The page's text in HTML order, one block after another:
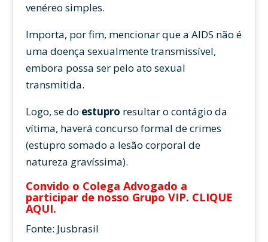
venéreo simples.
Importa, por fim, mencionar que a AIDS não é
uma doença sexualmente transmissível,
embora possa ser pelo ato sexual
transmitida.
Logo, se do estupro resultar o contágio da
vítima, haverá concurso formal de crimes
(estupro somado a lesão corporal de
natureza gravíssima).
Convido o Colega Advogado a
participar de nosso Grupo VIP. CLIQUE
AQUI.
Fonte: Jusbrasil